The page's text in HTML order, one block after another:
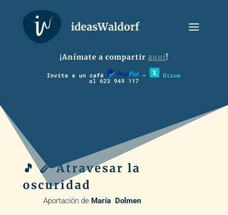
¡Anímate a compartir aquí!
Invita a un café – Bizum
al 623 949 117
🎵 🪈 Atravesar la
oscuridad
Aportación de María Dolmen